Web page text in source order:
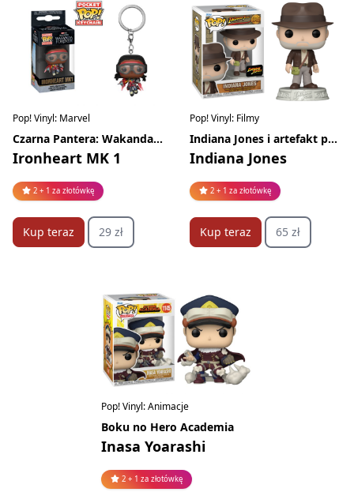
Pop! Vinyl: Marvel
Czarna Pantera: Wakanda w moim sercu
Ironheart MK 1
2 + 1 za złotówkę
Kup teraz 29 zł
Pop! Vinyl: Filmy
Indiana Jones i artefakt przeznaczenia
Indiana Jones
2 + 1 za złotówkę
Kup teraz 65 zł
Pop! Vinyl: Animacje
Boku no Hero Academia
Inasa Yoarashi
2 + 1 za złotówkę